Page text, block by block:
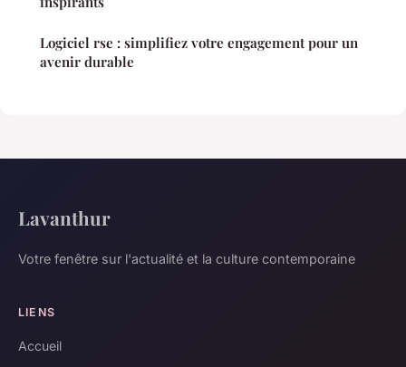
Logiciel rse : simplifiez votre engagement pour un
avenir durable
Lavanthur
Votre fenêtre sur l'actualité et la culture contemporaine
LIENS
Accueil